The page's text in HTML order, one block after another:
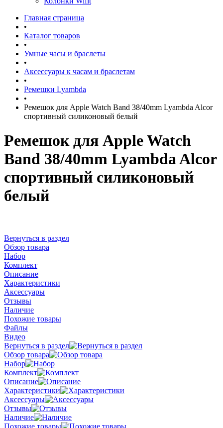
Главная страница
•
Каталог товаров
•
Умные часы и браслеты
•
Аксессуары к часам и браслетам
•
Ремешки Lyambda
•
Ремешок для Apple Watch Band 38/40mm Lyambda Alcor
спортивный силиконовый белый
Ремешок для Apple Watch
Band 38/40mm Lyambda Alcor
спортивный силиконовый
белый
Вернуться в раздел
Обзор товара
Набор
Комплект
Описание
Характеристики
Аксессуары
Отзывы
Наличие
Похожие товары
Файлы
Видео
Вернуться в раздел
Обзор товара
Набор
Комплект
Описание
Характеристики
Аксессуары
Отзывы
Наличие
Похожие товары